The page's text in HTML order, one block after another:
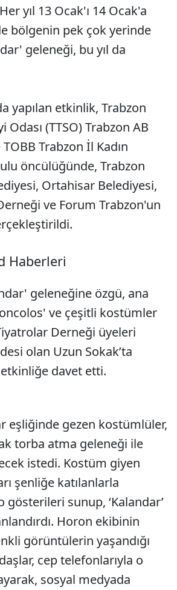
yıl 13 Ocak'ı 14 Ocak'a
bölgenin pek çok yerinde
geleneği, bu yıl da
yapılan etkinlik, Trabzon
Odası (TTSO) Trabzon AB
Trabzon İl Kadın
öncülüğünde, Trabzon
Ortahisar Belediyesi,
ve Forum Trabzon'un
Haberleri
geleneğine özgü, ana
ve çeşitli kostümler
Derneği üyeleri
olan Uzun Sokak’ta
davet etti.
eşliğinde gezen kostümlüler,
torba atma geleneği ile
istedi. Kostüm giyen
şenliğe katılanlarla
gösterileri sunup, ‘Kalandar’
Horon ekibinin
görüntülerin yaşandığı
cep telefonlarıyla o
sosyal medyada